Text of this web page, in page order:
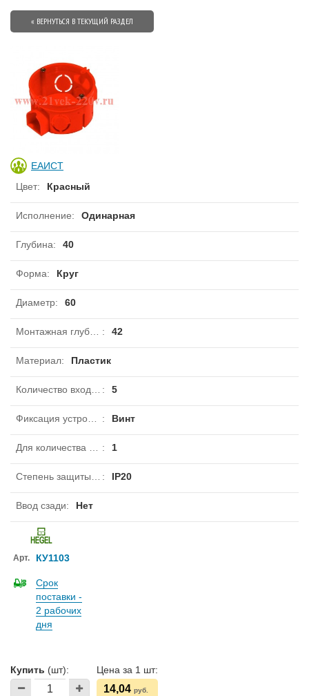
« ВЕРНУТЬСЯ В ТЕКУЩИЙ РАЗДЕЛ
ЕАИСТ
Цвет: Красный
Исполнение: Одинарная
Глубина: 40
Форма: Круг
Диаметр: 60
: 42
Материал: Пластик
: 5
: Винт
: 1
: IP20
Ввод сзади: Нет
Арт. КУ1103
Срок
поставки -
2 рабочих
дня
Купить (шт): Цена за 1 шт:
14,04 руб.